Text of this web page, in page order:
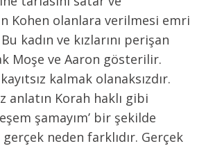
Kohen olanlara verilmesi emri
kadın ve kızlarını perişan
Moşe ve Aaron gösterilir.
kalmak olanaksızdır.
anlatın Korah haklı gibi
şamayım’ bir şekilde
neden farklıdır. Gerçek